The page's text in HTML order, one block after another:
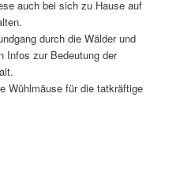
auch bei sich zu Hause auf
durch die Wälder und
Infos zur Bedeutung der
Wühlmäuse für die tatkräftige